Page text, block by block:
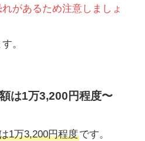
があるため注意しましょ
。
は1万3,200円程度〜
1万3,200円程度です。